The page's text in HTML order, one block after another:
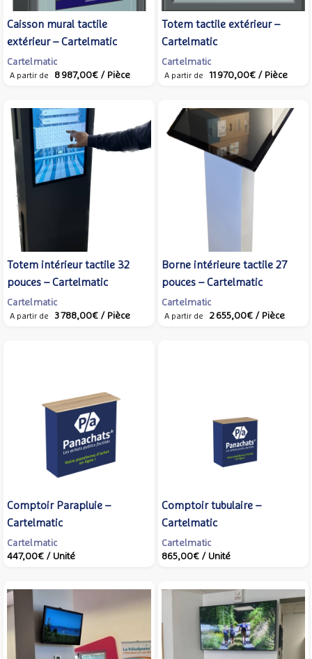
Caisson mural tactile
extérieur – Cartelmatic
Cartelmatic
A partir de 8 987,00€ / Pièce
Totem tactile extérieur –
Cartelmatic
Cartelmatic
A partir de 11 970,00€ / Pièce
Totem intérieur tactile 32
pouces – Cartelmatic
Cartelmatic
A partir de 3 788,00€ / Pièce
Borne intérieure tactile 27
pouces – Cartelmatic
Cartelmatic
A partir de 2 655,00€ / Pièce
Comptoir Parapluie –
Cartelmatic
Cartelmatic
447,00€ / Unité
Comptoir tubulaire –
Cartelmatic
Cartelmatic
865,00€ / Unité